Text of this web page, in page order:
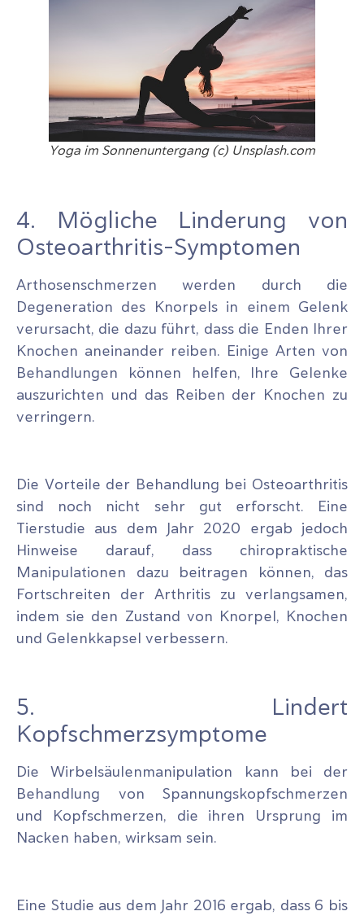
Yoga im Sonnenuntergang (c) Unsplash.com
4. Mögliche Linderung von
Osteoarthritis-Symptomen
Arthosenschmerzen werden durch die
Degeneration des Knorpels in einem Gelenk
verursacht, die dazu führt, dass die Enden Ihrer
Knochen aneinander reiben. Einige Arten von
Behandlungen können helfen, Ihre Gelenke
auszurichten und das Reiben der Knochen zu
verringern.
Die Vorteile der Behandlung bei Osteoarthritis
sind noch nicht sehr gut erforscht. Eine
Tierstudie aus dem Jahr 2020 ergab jedoch
Hinweise darauf, dass chiropraktische
Manipulationen dazu beitragen können, das
Fortschreiten der Arthritis zu verlangsamen,
indem sie den Zustand von Knorpel, Knochen
und Gelenkkapsel verbessern.
5. Lindert
Kopfschmerzsymptome
Die Wirbelsäulenmanipulation kann bei der
Behandlung von Spannungskopfschmerzen
und Kopfschmerzen, die ihren Ursprung im
Nacken haben, wirksam sein.
Eine Studie aus dem Jahr 2016 ergab, dass 6 bis